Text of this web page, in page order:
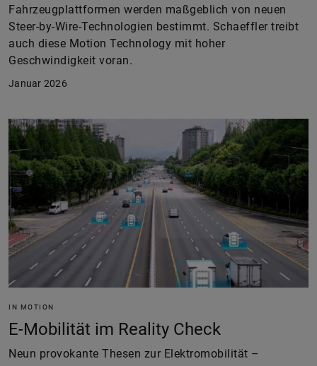
Fahrzeugplattformen werden maßgeblich von neuen
Steer-by-Wire-Technologien bestimmt. Schaeffler treibt
auch diese Motion Technology mit hoher
Geschwindigkeit voran.
Januar 2026
IN MOTION
E-Mobilität im Reality Check
Neun provokante Thesen zur Elektromobilität –